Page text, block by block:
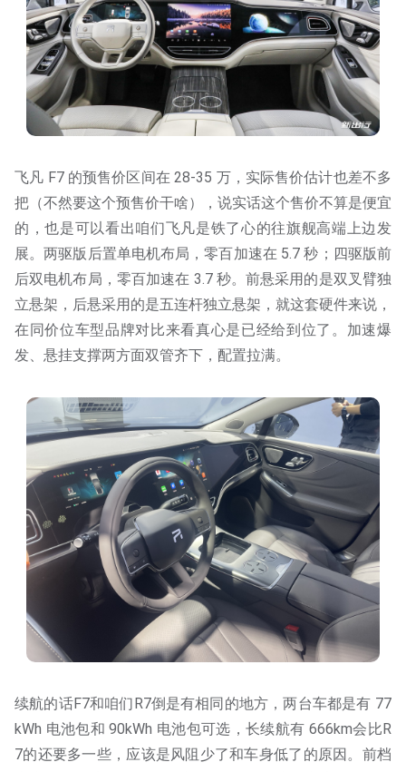
飞凡 F7 的预售价区间在 28-35 万，实际售价估计也差不多
把（不然要这个预售价干啥），说实话这个售价不算是便宜
的，也是可以看出咱们飞凡是铁了心的往旗舰高端上边发
展。两驱版后置单电机布局，零百加速在 5.7 秒；四驱版前
后双电机布局，零百加速在 3.7 秒。前悬采用的是双叉臂独
立悬架，后悬采用的是五连杆独立悬架，就这套硬件来说，
在同价位车型品牌对比来看真心是已经给到位了。加速爆
发、悬挂支撑两方面双管齐下，配置拉满。
续航的话F7和咱们R7倒是有相同的地方，两台车都是有 77
kWh 电池包和 90kWh 电池包可选，长续航有 666km会比R
7的还要多一些，应该是风阻少了和车身低了的原因。前档